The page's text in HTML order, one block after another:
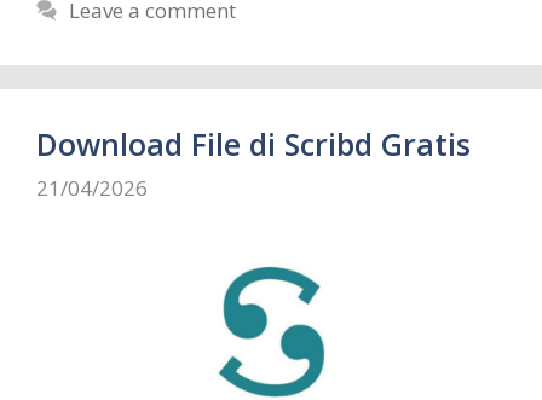
Leave a comment
Download File di Scribd Gratis
21/04/2026